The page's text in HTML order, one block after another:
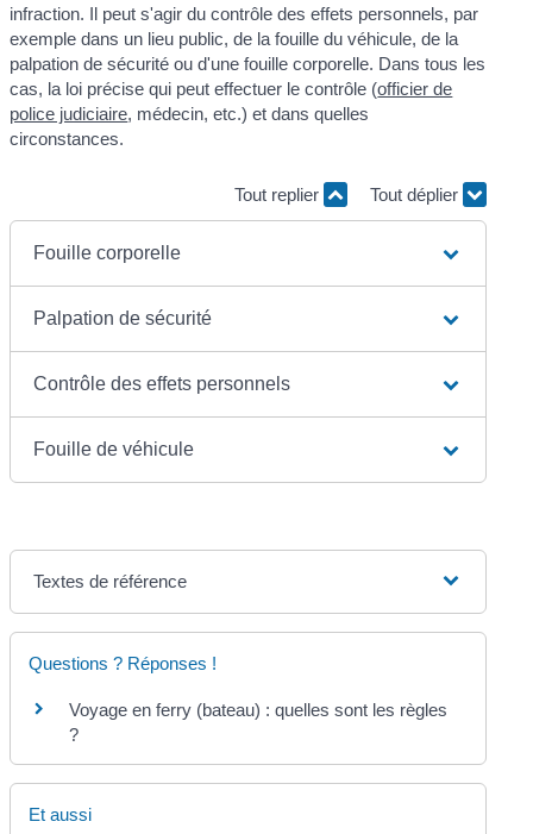
infraction. Il peut s'agir du contrôle des effets personnels, par
exemple dans un lieu public, de la fouille du véhicule, de la
palpation de sécurité ou d'une fouille corporelle. Dans tous les
cas, la loi précise qui peut effectuer le contrôle (officier de
police judiciaire, médecin, etc.) et dans quelles
circonstances.
Tout replier Tout déplier
Fouille corporelle
Palpation de sécurité
Contrôle des effets personnels
Fouille de véhicule
Textes de référence
Questions ? Réponses !
Voyage en ferry (bateau) : quelles sont les règles
?
Et aussi